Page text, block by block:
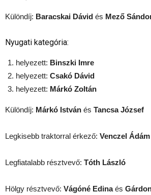
Különdíj: Baracskai Dávid és Mező
Nyugati kategória:
helyezett: Binszki Imre
helyezett: Csakó Dávid
helyezett: Márkó Zoltán
Különdíj: Márkó István és Tancsa József
Legkisebb traktorral érkező: Venczel Ádám
Legfiatalabb résztvevő: Tóth László
Hölgy résztvevő: Vágóné Edinaés